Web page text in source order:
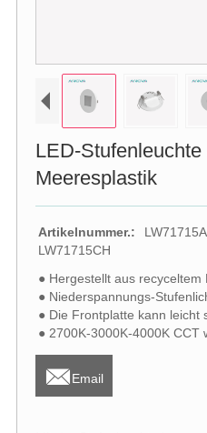
LED-
Meeresplastik
Artikelnummer.:
LW71715CH
● Hergestellt aus recyceltem
● Niederspannungs-
● Die Frontplatte kann leicht
● 2700K-3000K-4000K CCT
Email